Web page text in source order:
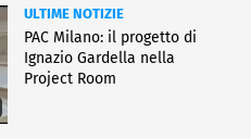
ULTIME NOTIZIE
PAC Milano: il progetto di
Ignazio Gardella nella
Project Room